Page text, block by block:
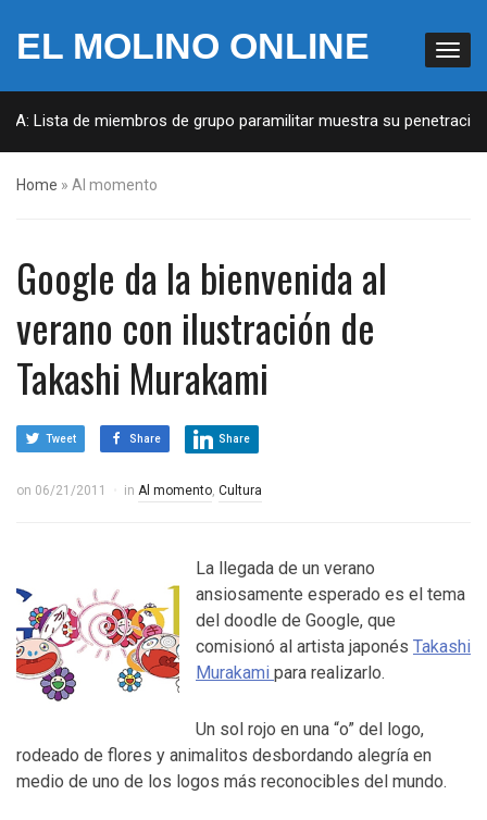
EL MOLINO ONLINE
Lista de miembros de grupo paramilitar muestra su penetración
Home » Al momento
Google da la bienvenida al
verano con ilustración de
Takashi Murakami
Tweet Share Share
on 06/21/2011 in Al momento, Cultura
La llegada de un verano
ansiosamente esperado es el tema
del doodle de Google, que
comisionó al artista japonés Takashi
Murakami para realizarlo.
Un sol rojo en una “o” del logo,
rodeado de flores y animalitos desbordando alegría en
medio de uno de los logos más reconocibles del mundo.